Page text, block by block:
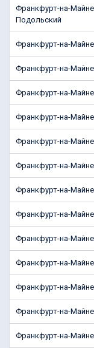
Франкфурт-на-
Подольский
Франкфурт-на-
Франкфурт-на-
Франкфурт-на-
Франкфурт-на-
Франкфурт-на-
Франкфурт-на-
Франкфурт-на-
Франкфурт-на-
Франкфурт-на-
Франкфурт-на-
Франкфурт-на-
Франкфурт-на-
Франкфурт-на-